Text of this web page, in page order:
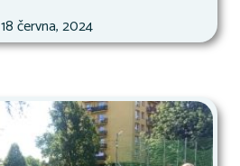
18 června, 2024